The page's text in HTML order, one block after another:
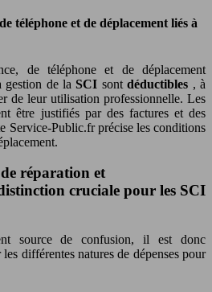
téléphone et de déplacement liés à
de téléphone et de déplacement
gestion de laSCI sontdéductibles , à
de leur utilisation professionnelle. Les
être justifiés par des factures et des
Service-Public.fr précise les conditions
de réparation et
cruciale pour les SCI
source de confusion, il est donc
différentes natures de dépenses pour